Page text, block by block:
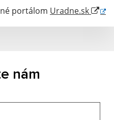
portálom Uradne.sk
nám